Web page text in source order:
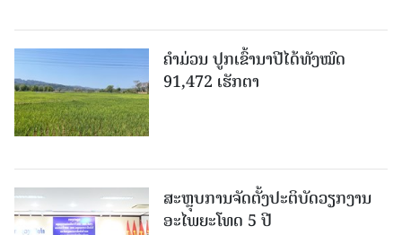
ຄໍາມ່ວນ ປູກເຂົ້ານາປີໄດ້ທັງໝົດ
91,472 ເຮັກຕາ
ສະຫຼຸບການຈັດຕັ້ງປະຕິບັດວຽກງານ
ອະໄພຍະໂທດ 5 ປີ